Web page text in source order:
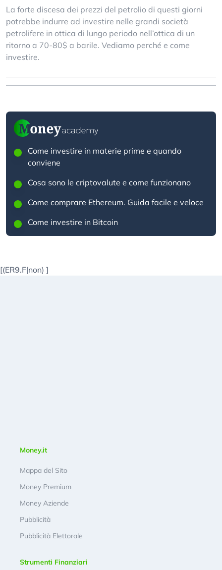
La forte discesa dei prezzi del petrolio di questi giorni
potrebbe indurre ad investire nelle grandi società
petrolifere in ottica di lungo periodo nell’ottica di un
ritorno a 70-80$ a barile. Vediamo perché e come
investire.
Come investire in materie prime e quando
conviene
Cosa sono le criptovalute e come funzionano
Come comprare Ethereum. Guida facile e veloce
Come investire in Bitcoin
[(ER9.F|non) ]
Money.it
Mappa del Sito
Money Premium
Money Aziende
Pubblicità
Pubblicità Elettorale
Strumenti Finanziari